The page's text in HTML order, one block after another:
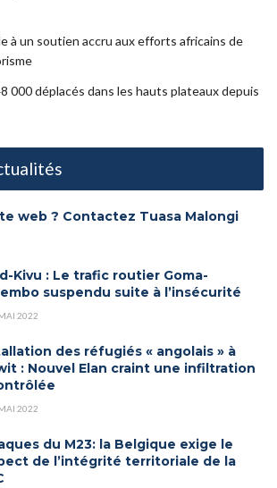
à un soutien accru aux efforts africains de
000 déplacés dans les hauts plateaux depuis
web ? Contactez Tuasa Malongi
Kivu : Le trafic routier Goma-
suspendu suite à l’insécurité
2022
des réfugiés « angolais » à
: Nouvel Elan craint une infiltration
2022
du M23: la Belgique exige le
de l’intégrité territoriale de la